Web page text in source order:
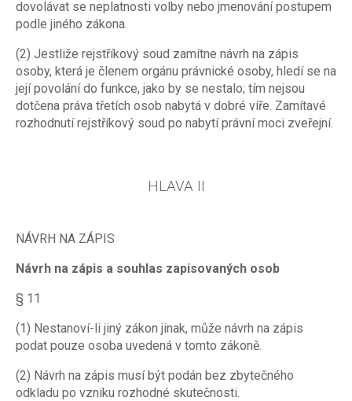
dovolávat se neplatnosti volby nebo jmenování postupem
podle jiného zákona.
(2) Jestliže rejstříkový soud zamítne návrh na zápis
osoby, která je členem orgánu právnické osoby, hledí se na
její povolání do funkce, jako by se nestalo; tím nejsou
dotčena práva třetích osob nabytá v dobré víře. Zamítavé
rozhodnutí rejstříkový soud po nabytí právní moci zveřejní.
HLAVA II
NÁVRH NA ZÁPIS
Návrh na zápis a souhlas zapisovaných osob
§ 11
(1) Nestanoví-li jiný zákon jinak, může návrh na zápis
podat pouze osoba uvedená v tomto zákoně.
(2) Návrh na zápis musí být podán bez zbytečného
odkladu po vzniku rozhodné skutečnosti.